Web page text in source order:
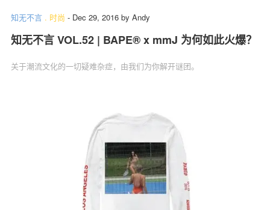
知无不言 . 时尚 - Dec 29, 2016 by Andy
知无不言 VOL.52 | BAPE® x mmJ 为何如此火爆？
关于潮流文化的一切疑难杂症，由我们为你解开谜团。